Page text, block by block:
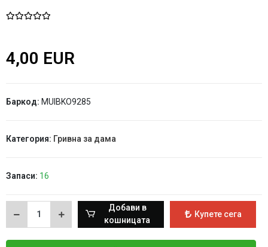
4,00 EUR
Баркод: MUIBKO9285
Категория: Гривна за дама
Запаси: 16
Добави в
кошницата
Купете сега